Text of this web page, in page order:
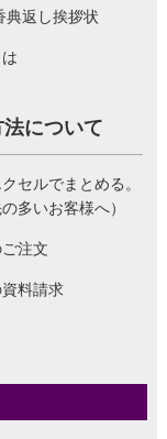
典返し挨拶状
について
セルでまとめる。
の多いお客様へ）
注文
料請求